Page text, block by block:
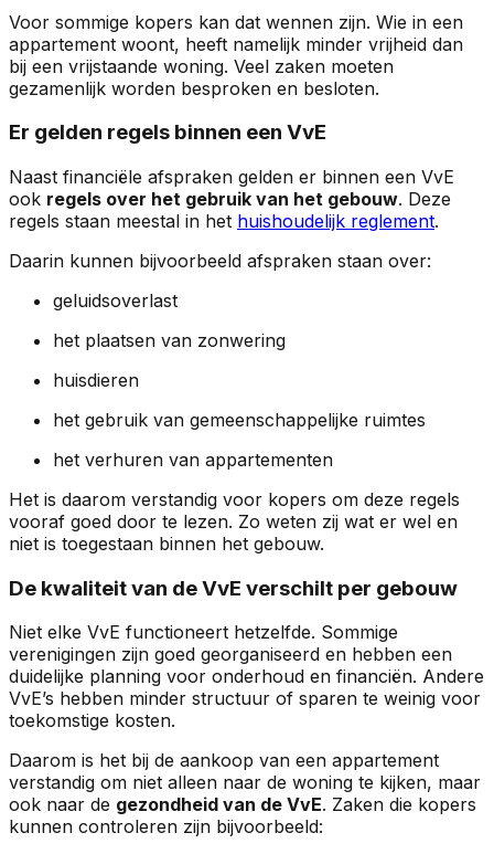
Voor sommige kopers kan dat wennen zijn. Wie in een
appartement woont, heeft namelijk minder vrijheid dan
bij een vrijstaande woning. Veel zaken moeten
gezamenlijk worden besproken en besloten.
Er gelden regels binnen een VvE
Naast financiële afspraken gelden er binnen een VvE
ook regels over het gebruik van het gebouw. Deze
regels staan meestal in het huishoudelijk reglement.
Daarin kunnen bijvoorbeeld afspraken staan over:
geluidsoverlast
het plaatsen van zonwering
huisdieren
het gebruik van gemeenschappelijke ruimtes
het verhuren van appartementen
Het is daarom verstandig voor kopers om deze regels
vooraf goed door te lezen. Zo weten zij wat er wel en
niet is toegestaan binnen het gebouw.
De kwaliteit van de VvE verschilt per gebouw
Niet elke VvE functioneert hetzelfde. Sommige
verenigingen zijn goed georganiseerd en hebben een
duidelijke planning voor onderhoud en financiën. Andere
VvE’s hebben minder structuur of sparen te weinig voor
toekomstige kosten.
Daarom is het bij de aankoop van een appartement
verstandig om niet alleen naar de woning te kijken, maar
ook naar de gezondheid van de VvE. Zaken die kopers
kunnen controleren zijn bijvoorbeeld: